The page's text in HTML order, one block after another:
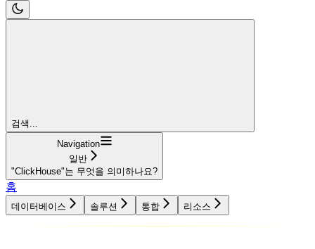
검색...
Navigation
일반
"ClickHouse"는 무엇을 의미하나요?
홈
데이터베이스 솔루션 통합 리소스